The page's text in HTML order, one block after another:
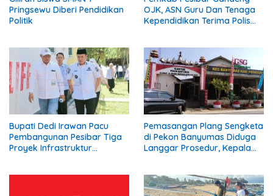
Pringsewu Diberi Pendidikan
Politik
OJK, ASN Guru Dan Tenaga
Kependidikan Terima Polis
Bupati Dedi Irawan Pacu
Pembangunan Pesibar Tiga
Proyek Infrastruktur
Pemasangan Plang Sengketa
di Pekon Banyumas Diduga
Langgar Prosedur, Kepala